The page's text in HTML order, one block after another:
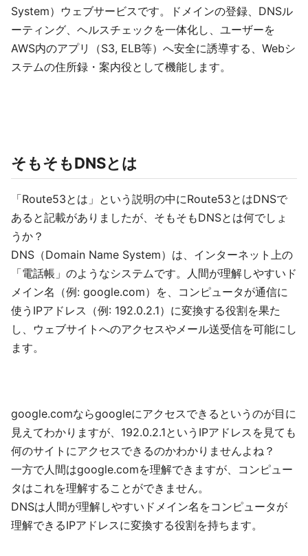
System）ウェブサービスです。ドメインの登録、DNSル
ーティング、ヘルスチェックを一体化し、ユーザーを
AWS内のアプリ（S3, ELB等）へ安全に誘導する、Webシ
ステムの住所録・案内役として機能します。
そもそもDNSとは
「Route53とは」という説明の中にRoute53とはDNSで
あると記載がありましたが、そもそもDNSとは何でしょ
うか？
DNS（Domain Name System）は、インターネット上の
「電話帳」のようなシステムです。人間が理解しやすいド
メイン名（例: google.com）を、コンピュータが通信に
使うIPアドレス（例: 192.0.2.1）に変換する役割を果た
し、ウェブサイトへのアクセスやメール送受信を可能にし
ます。
google.comならgoogleにアクセスできるというのが目に
見えてわかりますが、192.0.2.1というIPアドレスを見ても
何のサイトにアクセスできるのかわかりませんよね？
一方で人間はgoogle.comを理解できますが、コンピュー
タはこれを理解することができません。
DNSは人間が理解しやすいドメイン名をコンピュータが
理解できるIPアドレスに変換する役割を持ちます。